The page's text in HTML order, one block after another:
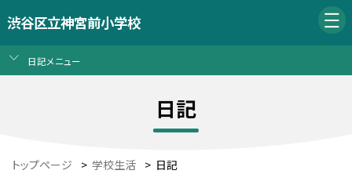
渋谷区立神宮前小学校
日記メニュー
日記
トップページ > 学校生活 > 日記